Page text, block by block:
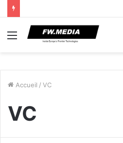
Menu
Accueil / VC
VC